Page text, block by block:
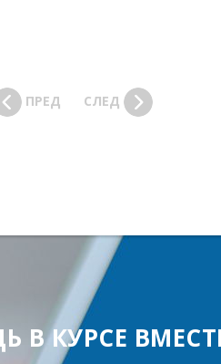
ПРЕД СЛЕД
КУРСЕ